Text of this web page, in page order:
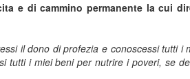
e di cammino permanente la cui
il dono di profezia e conoscessi tutti i
i miei beni per nutrire i poveri, se